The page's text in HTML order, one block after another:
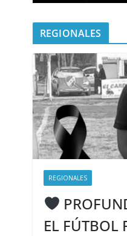
REGIONALES
REGIONALES
EL FÚTBOL